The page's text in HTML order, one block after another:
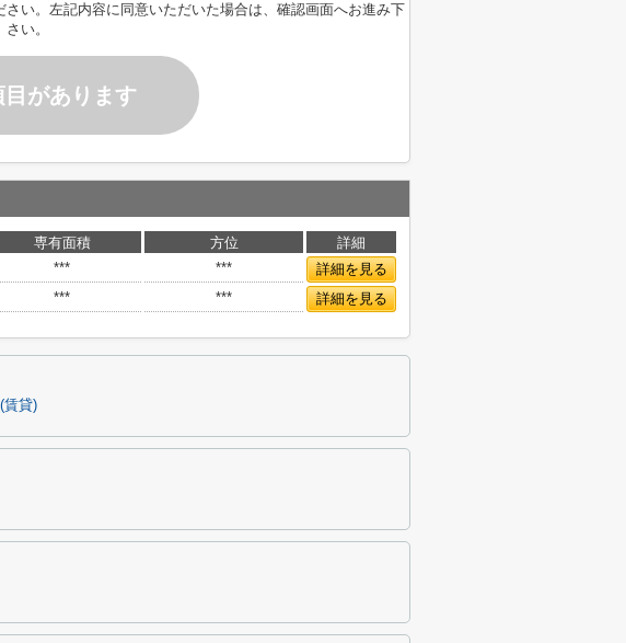
さい。左記内容に同意いただいた場合は、確認画面へお進み下
さい。
目があります
専有面積 方位
詳細
*** ***
詳細を見る
*** *** 詳細を見る
賃貸)